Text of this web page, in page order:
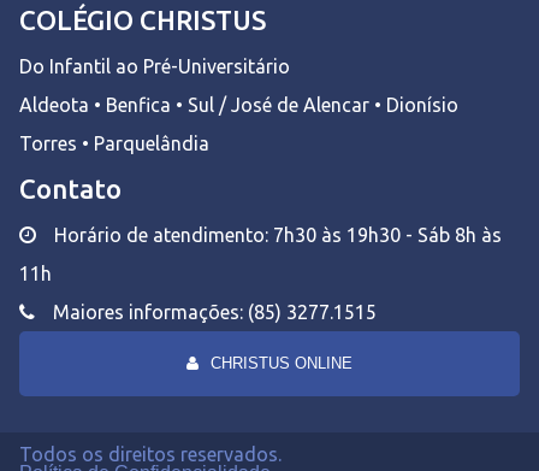
COLÉGIO CHRISTUS
Do Infantil ao Pré-Universitário
Aldeota • Benfica • Sul / José de Alencar • Dionísio
Torres • Parquelândia
Contato
Horário de atendimento: 7h30 às 19h30 - Sáb 8h às
11h
Maiores informações: (85) 3277.1515
CHRISTUS ONLINE
Todos os direitos reservados.